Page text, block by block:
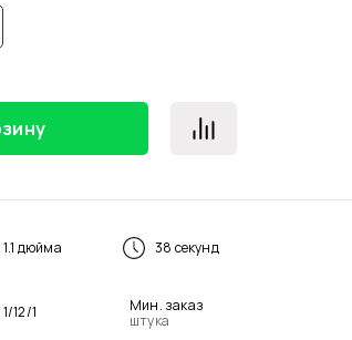
1.1 дюйма 38 секунд
1/12/1
Мин. заказ
штука